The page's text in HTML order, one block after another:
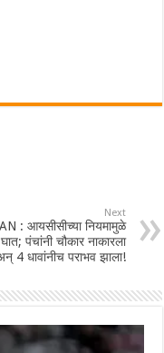
Next
: आयसीसीच्या नियमामुळे
पंचांनी चौकार नाकारला
4 धावांनीच पराभव झाला!